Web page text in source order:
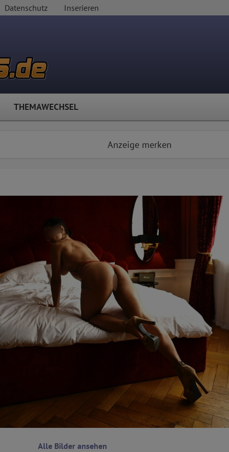
Datenschutz Inserieren
THEMAWECHSEL
Anzeige merken
Alle Bilder ansehen